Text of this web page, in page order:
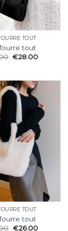
TOUT
tout
€28.00
TOUT
tout
€26.00